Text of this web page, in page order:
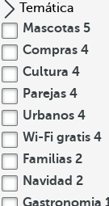
Temática
Mascotas 5
Compras 4
Cultura 4
Parejas 4
Urbanos 4
Wi-Fi gratis 4
Familias 2
Navidad 2
Gastronomia